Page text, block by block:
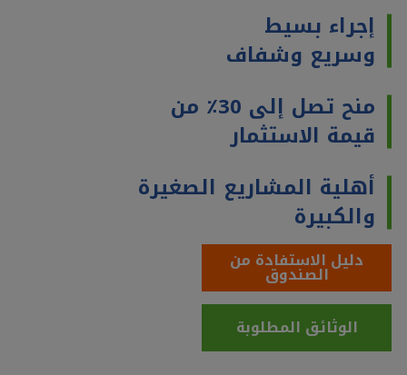
إجراء بسيط
وسريع وشفاف
منح تصل إلى 30٪ من
قيمة الاستثمار
أهلية المشاريع الصغيرة
والكبيرة
دليل الاستفادة من
الصندوق
الوثائق المطلوبة